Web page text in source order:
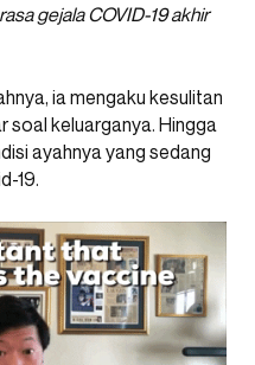
gejala COVID-19 akhir
ia mengaku kesulitan
soal keluarganya. Hingga
ayahnya yang sedang
19.